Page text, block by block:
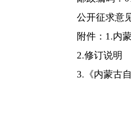
公开征求意
附件：1.内
2.修订说明
3.《内蒙古